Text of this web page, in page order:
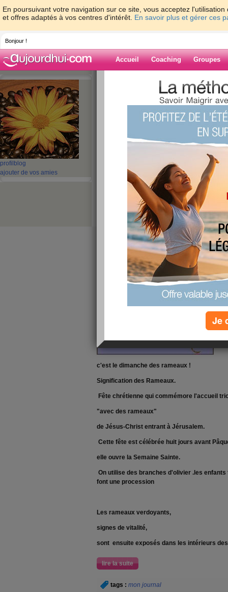
En poursuivant votre navigation sur ce site, vous acceptez
et offres adaptés à vos centres d'intérêt. En savoir plus et gérer ces
Bonjour !
Accueil Coaching Groupes
profil blog
ajouter de vos amies
>
Blog de catmac
3 4
DIMANCHE
publié le 17/04/2011 à 21:48
c'est le dimanche des rameaux !
Signification des Rameaux.
Fête chrétienne qui commémore l'accueil
"avec des rameaux"
de Jésus-Christ entrant à Jérusalem.
Cette fête est célébrée huit jours avant
elle ouvre la Semaine Sainte.
On utilise des branches d'olivier .les
font une procession
Les rameaux verdoyants,
signes de vitalité,
sont ensuite exposés dans les intérieurs
lire la suite
tags : mon journal
Je